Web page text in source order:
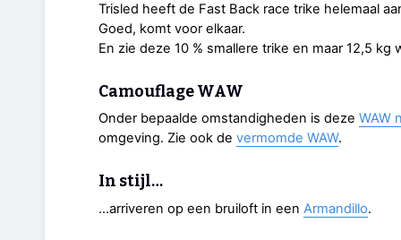
Trisled heeft de Fast Back race trike helemaal
Goed, komt voor elkaar.
En zie deze 10 % smallere trike en maar 12,5
Camouflage WAW
Onder bepaalde omstandigheden is deze WAW
omgeving. Zie ook de vermomde WAW.
In stijl…
…arriveren op een bruiloft in een Armandillo.